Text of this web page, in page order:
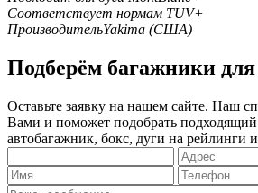
Соответствует нормам TUV+
ПроизводительYakima (США)
Подберём багажники
Оставьте заявку на нашем сайте. Наш
Вами и поможет подобрать подходящий
автобагажник, бокс, дуги на рейлинги